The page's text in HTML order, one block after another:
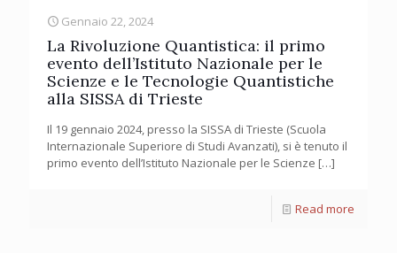
Gennaio 22, 2024
La Rivoluzione Quantistica: il primo
evento dell’Istituto Nazionale per le
Scienze e le Tecnologie Quantistiche
alla SISSA di Trieste
Il 19 gennaio 2024, presso la SISSA di Trieste (Scuola
Internazionale Superiore di Studi Avanzati), si è tenuto il
primo evento dell’Istituto Nazionale per le Scienze […]
Read more